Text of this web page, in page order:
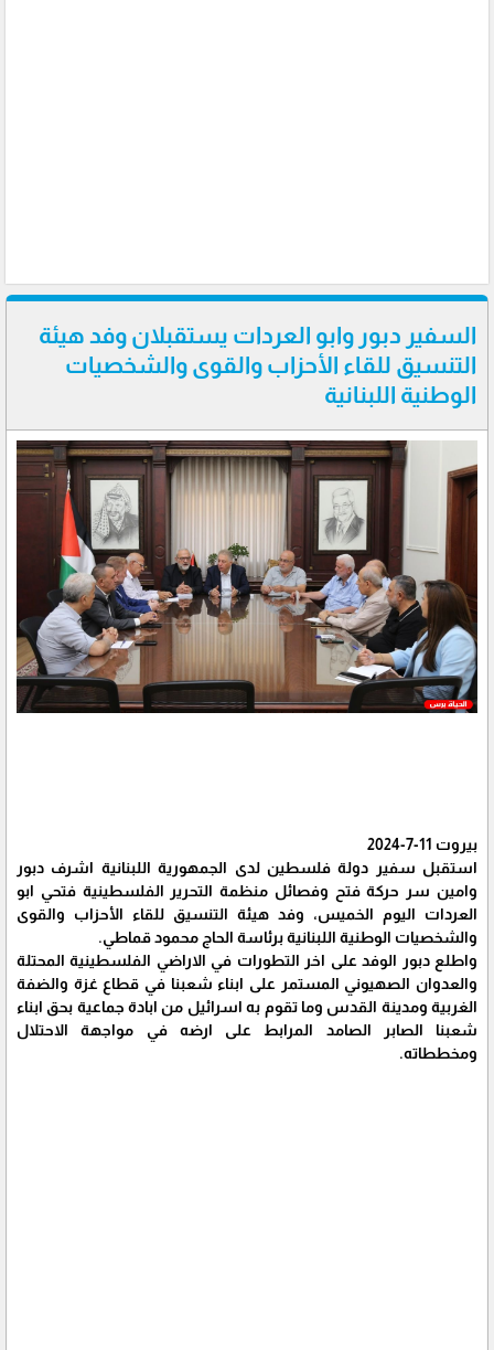
السفير دبور وابو العردات يستقبلان وفد هيئة
التنسيق للقاء الأحزاب والقوى والشخصيات
الوطنية اللبنانية
بيروت 11-7-2024
استقبل سفير دولة فلسطين لدى الجمهورية اللبنانية اشرف دبور
وامين سر حركة فتح وفصائل منظمة التحرير الفلسطينية فتحي ابو
العردات اليوم الخميس، وفد هيئة التنسيق للقاء الأحزاب والقوى
والشخصيات الوطنية اللبنانية برئاسة الحاج محمود قماطي.
واطلع دبور الوفد على اخر التطورات في الاراضي الفلسطينية المحتلة
والعدوان الصهيوني المستمر على ابناء شعبنا في قطاع غزة والضفة
الغربية ومدينة القدس وما تقوم به اسرائيل من ابادة جماعية بحق ابناء
شعبنا الصابر الصامد المرابط على ارضه في مواجهة الاحتلال
ومخططاته.